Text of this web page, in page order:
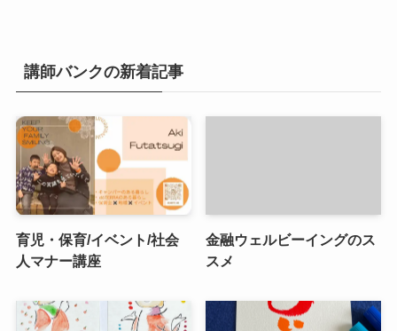
講師バンクの新着記事
育児・保育/イベント/社会
人マナー講座
金融ウェルビーイングのス
スメ